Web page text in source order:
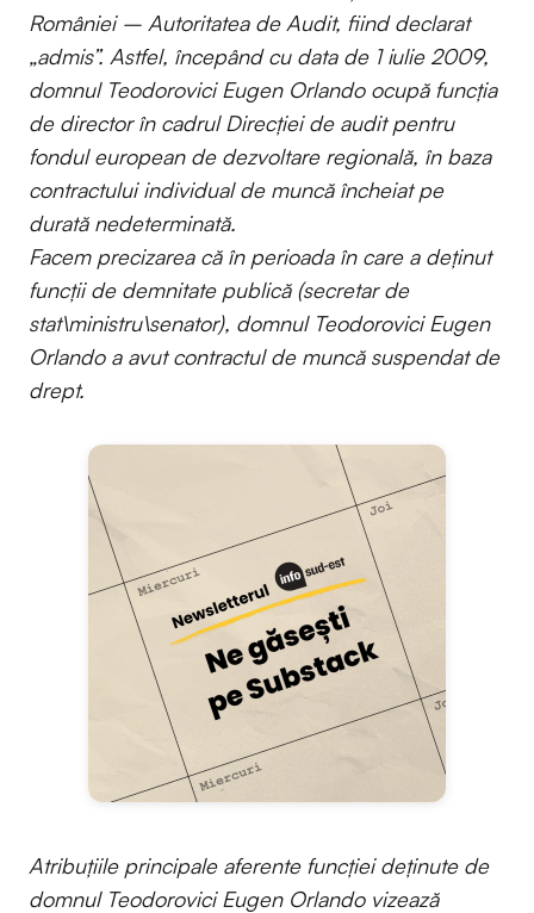
României – Autoritatea de Audit, fiind declarat
„admis”. Astfel, începând cu data de 1 iulie 2009,
domnul Teodorovici Eugen Orlando ocupă funcția
de director în cadrul Direcției de audit pentru
fondul european de dezvoltare regională, în baza
contractului individual de muncă încheiat pe
durată nedeterminată.
Facem precizarea că în perioada în care a deținut
funcții de demnitate publică (secretar de
stat\ministru\senator), domnul Teodorovici Eugen
Orlando a avut contractul de muncă suspendat de
drept.
Atribuțiile principale aferente funcției deținute de
domnul Teodorovici Eugen Orlando vizează